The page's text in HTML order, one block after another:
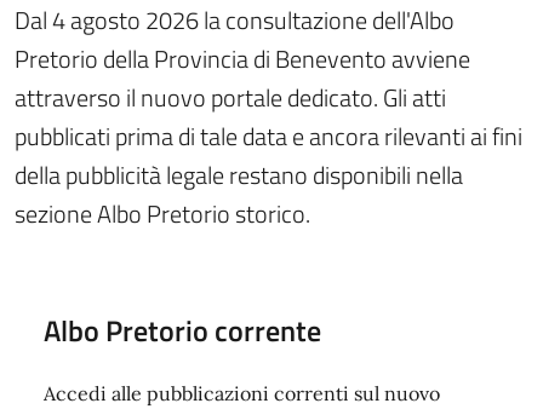
Dal 4 agosto 2026 la consultazione dell'Albo
Pretorio della Provincia di Benevento avviene
attraverso il nuovo portale dedicato. Gli atti
pubblicati prima di tale data e ancora rilevanti ai fini
della pubblicità legale restano disponibili nella
sezione Albo Pretorio storico.
Albo Pretorio corrente
Accedi alle pubblicazioni correnti sul nuovo